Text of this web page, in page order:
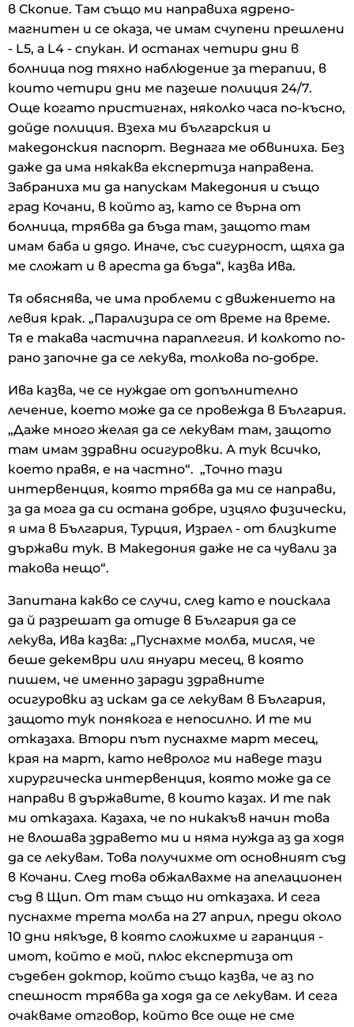
в Скопие. Там също ми направиха ядрено-
магнитен и се оказа, че имам счупени прешлени
- L5, а L4 - спукан. И останах четири дни в
болница под тяхно наблюдение за терапии, в
които четири дни ме пазеше полиция 24/7.
Още когато пристигнах, няколко часа по-късно,
дойде полиция. Взеха ми българския и
македонския паспорт. Веднага ме обвиниха. Без
даже да има някаква експертиза направена.
Забраниха ми да напускам Македония и също
град Кочани, в който аз, като се върна от
болница, трябва да бъда там, защото там
имам баба и дядо. Иначе, със сигурност, щяха да
ме сложат и в ареста да бъда“, казва Ива.
Тя обяснява, че има проблеми с движението на
левия крак. „Парализира се от време на време.
Тя е такава частична параплегия. И колкото по-
рано започне да се лекува, толкова по-добре.
Ива казва, че се нуждае от допълнително
лечение, което може да се провежда в България.
„Даже много желая да се лекувам там, защото
там имам здравни осигуровки. А тук всичко,
което правя, е на частно“. „Точно тази
интервенция, която трябва да ми се направи,
за да мога да си остана добре, изцяло физически,
я има в България, Турция, Израел - от близките
държави тук. В Македония даже не са чували за
такова нещо“.
Запитана какво се случи, след като е поискала
да й разрешат да отиде в България да се
лекува, Ива казва: „Пуснахме молба, мисля, че
беше декември или януари месец, в която
пишем, че именно заради здравните
осигуровки аз искам да се лекувам в България,
защото тук понякога е непосилно. И те ми
отказаха. Втори път пуснахме март месец,
края на март, като невролог ми наведе тази
хирургическа интервенция, която може да се
направи в държавите, в които казах. И те пак
ми отказаха. Казаха, че по никакъв начин това
не влошава здравето ми и няма нужда аз да ходя
да се лекувам. Това получихме от основният съд
в Кочани. След това обжалвахме на апелационен
съд в Щип. От там също ни отказаха. И сега
пуснахме трета молба на 27 април, преди около
10 дни някъде, в която сложихме и гаранция -
имот, който е мой, плюс експертиза от
съдебен доктор, който също казва, че аз по
спешност трябва да ходя да се лекувам. И сега
очакваме отговор, който все още не сме